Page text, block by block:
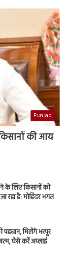
Punjab
की आय
के लिए किसानों को
रहा है: मोहिंदर भगत
पहचान, मिलेंगे भरपूर
ऐसे करें अप्लाई